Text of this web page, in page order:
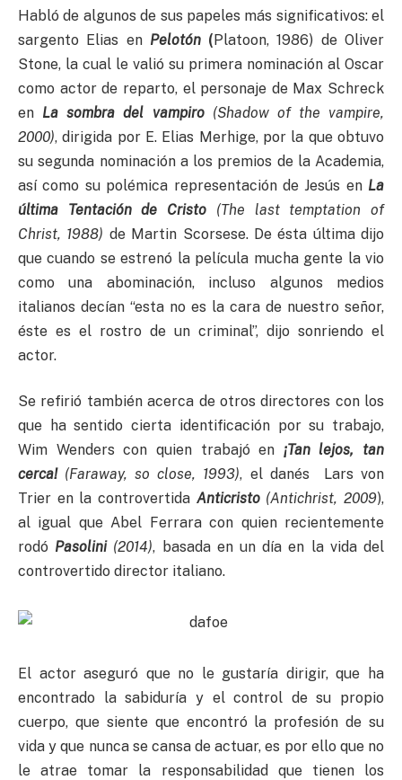
Habló de algunos de sus papeles más significativos: el
sargento Elias en Pelotón (Platoon, 1986) de Oliver
Stone, la cual le valió su primera nominación al Oscar
como actor de reparto, el personaje de Max Schreck
en La sombra del vampiro (Shadow of the vampire,
2000), dirigida por E. Elias Merhige, por la que obtuvo
su segunda nominación a los premios de la Academia,
así como su polémica representación de Jesús en La
última Tentación de Cristo
(The last temptation of
Christ, 1988) de Martin Scorsese. De ésta última dijo
que cuando se estrenó la película mucha gente la vio
como una abominación, incluso algunos medios
italianos decían “esta no es la cara de nuestro señor,
éste es el rostro de un criminal”, dijo sonriendo el
actor.
Se refirió también acerca de otros directores con los
que ha sentido cierta identificación por su trabajo,
Wim Wenders con quien trabajó en ¡Tan lejos, tan
cerca! (Faraway, so close, 1993), el danés Lars von
Trier en la controvertida Anticristo (Antichrist, 2009),
al igual que Abel Ferrara con quien recientemente
rodó Pasolini (2014), basada en un día en la vida del
controvertido director italiano.
El actor aseguró que no le gustaría dirigir, que ha
encontrado la sabiduría y el control de su propio
cuerpo, que siente que encontró la profesión de su
vida y que nunca se cansa de actuar, es por ello que no
le atrae tomar la responsabilidad que tienen los